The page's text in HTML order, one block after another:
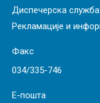
Диспечерска служба:
Рекламације и
Факс
034/335-746
Е-пошта